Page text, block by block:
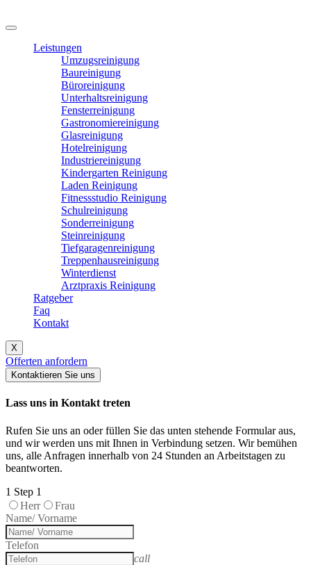
Leistungen
Umzugsreinigung
Baureinigung
Büroreinigung
Unterhaltsreinigung
Fensterreinigung
Gastronomiereinigung
Glasreinigung
Hotelreinigung
Industriereinigung
Kindergarten Reinigung
Laden Reinigung
Fitnessstudio Reinigung
Schulreinigung
Sonderreinigung
Steinreinigung
Tiefgaragenreinigung
Treppenhausreinigung
Winterdienst
Arztpraxis Reinigung
Ratgeber
Faq
Kontakt
X
Offerten anfordern
Kontaktieren Sie uns
Lass uns in Kontakt treten
Rufen Sie uns an oder füllen Sie das unten stehende Formular aus,
und wir werden uns mit Ihnen in Verbindung setzen. Wir bemühen
uns, alle Anfragen innerhalb von 24 Stunden an Arbeitstagen zu
beantworten.
1 Step 1
Herr
Frau
Name/ Vorname
Telefon
call